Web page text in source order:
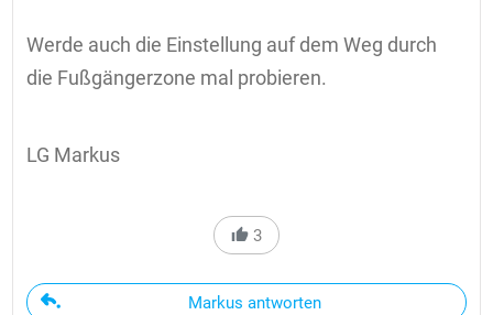
Werde auch die Einstellung auf dem Weg durch
die Fußgängerzone mal probieren.
LG Markus
3
Markus antworten